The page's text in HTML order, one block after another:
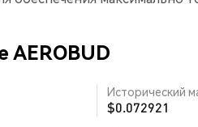
Исторический
$0.072921